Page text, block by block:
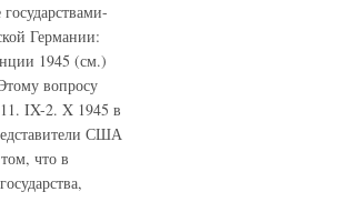
Германии:
1945 (см.)
вопросу
IX-2. X 1945 в
США
что в